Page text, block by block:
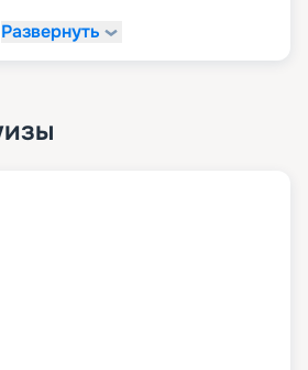
Развернуть